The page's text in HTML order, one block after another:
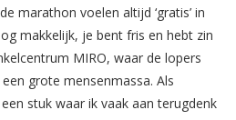
marathon voelen altijd ‘gratis’ in
makkelijk, je bent fris en hebt zin
MIRO, waar de lopers
grote mensenmassa. Als
stuk waar ik vaak aan terugdenk